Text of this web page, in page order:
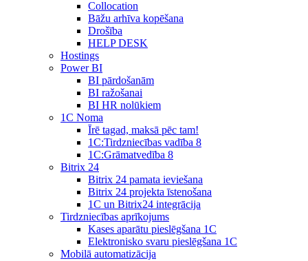
Collocation
Bāžu arhīva kopēšana
Drošība
HELP DESK
Hostings
Power BI
BI pārdošanām
BI ražošanai
BI HR nolūkiem
1C Noma
Īrē tagad, maksā pēc tam!
1С:Tirdzniecības vadība 8
1С:Grāmatvedība 8
Bitrix 24
Bitrix 24 pamata ieviešana
Bitrix 24 projekta īstenošana
1C un Bitrix24 integrācija
Tirdzniecības aprīkojums
Kases aparātu pieslēgšana 1C
Elektronisko svaru pieslēgšana 1C
Mobilā automatizācija